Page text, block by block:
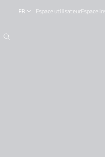
FR Espace utilisateurEspace